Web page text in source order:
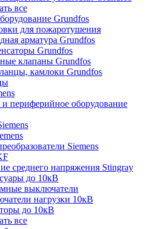
все
Grundfos
для пожаротушения
арматура Grundfos
Grundfos
клапаны Grundfos
камлоки Grundfos
периферийное оборудование
Siemens
среднего напряжения Stingray
до 10кВ
выключатели
нагрузки 10кВ
до 10кВ
все